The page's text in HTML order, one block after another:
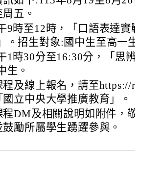
五。
9時至12時，「口語表達實
。招生對象:國中生至高一生
1時30分至16:30分，「思辨
生。
程及線上報名，請至https://
國立中央大學推廣教育」。
程DM及相關說明如附件，敬
鼓勵所屬學生踴躍參與。